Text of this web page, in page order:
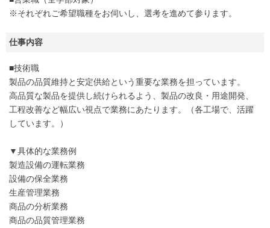
※それぞれご希望職種をお伺いし、選考を進めて参ります。
仕事内容
■技術職
製品の品質維持と安定供給という重要な業務を担っています。
高品質な製品を提供し続けられるよう、製品の改良・用途開発、
工程改善など幅広い視点で業務にあたります。（各工場で、活躍
しています。）
▼具体的な業務例
製造設備の運転業務
設備の保全業務
生産管理業務
商品の分析業務
商品の品質管理業務